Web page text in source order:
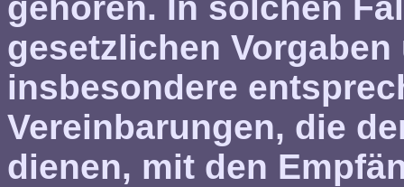
gesetzlichen
insbesondere
Vereinbarungen, die
dienen, mit den